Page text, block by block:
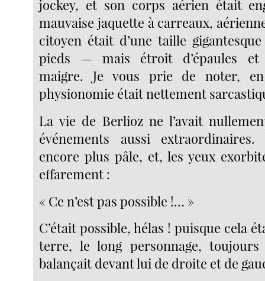
jockey, et son corps aérien était
mauvaise jaquette à carreaux,
citoyen était d’une taille
pieds — mais étroit d’épaules et
maigre. Je vous prie de noter,
physionomie était nettement
La vie de Berlioz ne l’avait
événements aussi
encore plus pâle, et, les yeux
effarement :
« Ce n’est pas possible !… »
C’était possible, hélas ! puisque cela
terre, le long personnage,
balançait devant lui de droite et de